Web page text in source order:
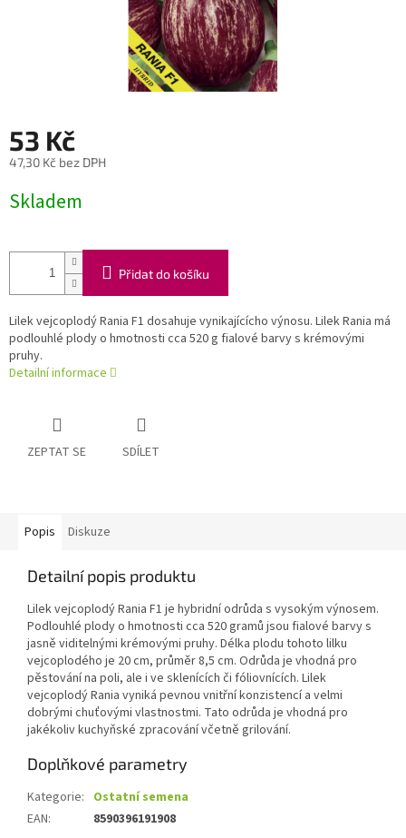
53 Kč
47,30 Kč bez DPH
cena:
Skladem
Přidat do košíku
Lilek vejcoplodý Rania F1 dosahuje vynikajícícho výnosu. Lilek Rania má
podlouhlé plody o hmotnosti cca 520 g fialové barvy s krémovými
pruhy.
Detailní informace
ZEPTAT SE SDÍLET
Popis Diskuze
Detailní popis produktu
Lilek vejcoplodý Rania F1 je hybridní odrůda s vysokým výnosem.
Podlouhlé plody o hmotnosti cca 520 gramů jsou fialové barvy s
jasně viditelnými krémovými pruhy. Délka plodu tohoto lilku
vejcoplodého je 20 cm, průměr 8,5 cm. Odrůda je vhodná pro
pěstování na poli, ale i ve sklenících či fóliovnících. Lilek
vejcoplodý Rania vyniká pevnou vnitřní konzistencí a velmi
dobrými chuťovými vlastnostmi. Tato odrůda je vhodná pro
jakékoliv kuchyňské zpracování včetně grilování.
Doplňkové parametry
Kategorie: Ostatní semena
EAN: 8590396191908